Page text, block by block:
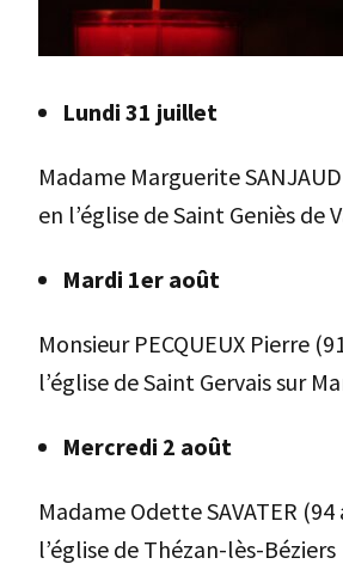
Lundi 31 juillet
Madame Marguerite
en l’église de Saint Geniès de
Mardi 1er août
Monsieur PECQUEUX Pierre
l’église de Saint Gervais sur
Mercredi 2 août
Madame Odette SAVATER (94
l’église de Thézan-lès-Béziers